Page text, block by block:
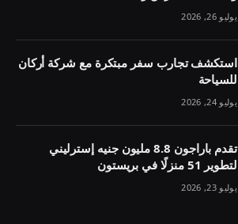
يوليو 26, 2026
استكشف تجارب سفر مبتكرة مع شركة أركان
للسياحة
يوليو 24, 2026
تقدم باراجون 8.8 مليون جنيه إسترليني
لتطوير 51 منزلًا في بريستون
يوليو 23, 2026